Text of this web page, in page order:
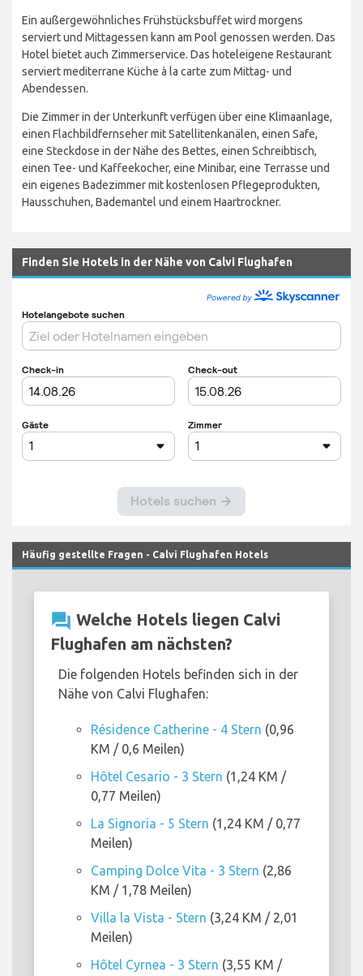
Ein außergewöhnliches Frühstücksbuffet wird morgens
serviert und Mittagessen kann am Pool genossen werden. Das
Hotel bietet auch Zimmerservice. Das hoteleigene Restaurant
serviert mediterrane Küche à la carte zum Mittag- und
Abendessen.
Die Zimmer in der Unterkunft verfügen über eine Klimaanlage,
einen Flachbildfernseher mit Satellitenkanälen, einen Safe,
eine Steckdose in der Nähe des Bettes, einen Schreibtisch,
einen Tee- und Kaffeekocher, eine Minibar, eine Terrasse und
ein eigenes Badezimmer mit kostenlosen Pflegeprodukten,
Hausschuhen, Bademantel und einem Haartrockner.
Finden Sie Hotels in der Nähe von Calvi Flughafen
Häufig gestellte Fragen - Calvi Flughafen Hotels
question_answer Welche Hotels liegen Calvi
Flughafen am nächsten?
Die folgenden Hotels befinden sich in der
Nähe von Calvi Flughafen:
Résidence Catherine - 4 Stern (0,96
KM / 0,6 Meilen)
Hôtel Cesario - 3 Stern (1,24 KM /
0,77 Meilen)
La Signoria - 5 Stern (1,24 KM / 0,77
Meilen)
Camping Dolce Vita - 3 Stern (2,86
KM / 1,78 Meilen)
Villa la Vista - Stern (3,24 KM / 2,01
Meilen)
Hôtel Cyrnea - 3 Stern (3,55 KM /